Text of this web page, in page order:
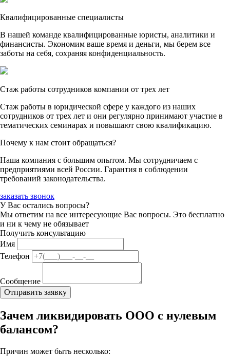
Квалифицированные специалисты
В нашей команде квалифицированные юристы, аналитики и
финансисты. Экономим ваше время и деньги, мы берем все
заботы на себя, сохраняя конфиденциальность.
Стаж работы сотрудников компании от трех лет
Стаж работы в юридической сфере у каждого из наших
сотрудников от трех лет и они регулярно принимают участие в
тематических семинарах и повышают свою квалификацию.
Почему к нам стоит обращаться?
Наша компания с большим опытом. Мы сотрудничаем с
предприятиями всей России. Гарантия в соблюдении
требований законодательства.
заказать звонок
У Вас остались вопросы?
Мы ответим на все интересующие Вас вопросы. Это бесплатно
и ни к чему не обязывает
Получить консультацию
Имя
Телефон
Сообщение
Зачем ликвидировать ООО с нулевым
балансом?
Причин может быть несколько: